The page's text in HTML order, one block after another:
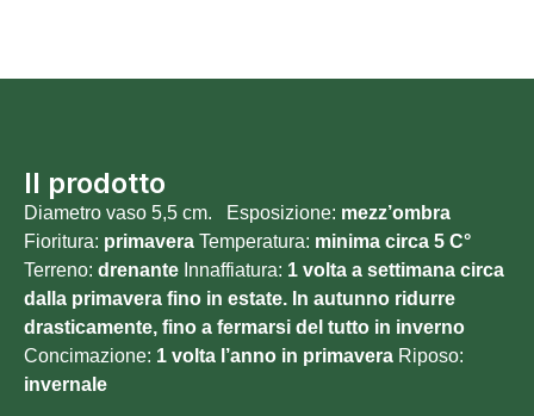
Il prodotto
Diametro vaso 5,5 cm. Esposizione: mezz’ombra
Fioritura: primavera Temperatura: minima circa 5 C°
Terreno: drenante Innaffiatura: 1 volta a settimana circa
dalla primavera fino in estate. In autunno ridurre
drasticamente, fino a fermarsi del tutto in inverno
Concimazione: 1 volta l’anno in primavera Riposo:
invernale